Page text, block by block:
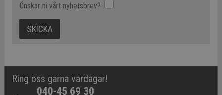
Önskar ni vårt nyhetsbrev?
Ring oss gärna vardagar!
040-45 69 30